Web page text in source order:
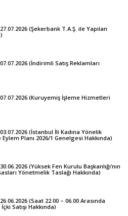
(Şekerbank T.A.Ş. ile Yapılan
(İndirimli Satış Reklamları
(Kuruyemiş İşleme Hizmetleri
(İstanbul İli Kadına Yönelik
Planı 2026/1 Genelgesi Hakkında)
(Yüksek Fen Kurulu Başkanlığı’nın
Yönetmelik Taslağı Hakkında)
(Saat 22.00 – 06.00 Arasında
Satışı Hakkında)